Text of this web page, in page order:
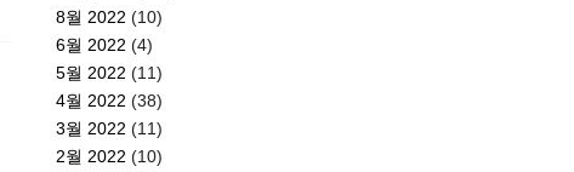
8월 2022 (10)
6월 2022 (4)
5월 2022 (11)
4월 2022 (38)
3월 2022 (11)
2월 2022 (10)